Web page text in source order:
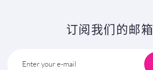
订阅我们的邮箱
Enter your e-mail